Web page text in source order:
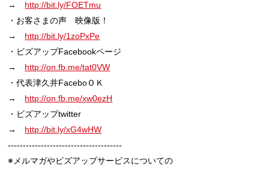
→ http://bit.ly/FOETmu
・お客さまの声　映像版！
→ http://bit.ly/1zoPxPe
・ビズアップFacebookページ
→ http://on.fb.me/tat0VW
・代表津久井FaceboＯＫ
→ http://on.fb.me/xw0ezH
・ビズアップtwitter
→ http://bit.ly/xG4wHW
--------------------------------------
※メルマガやビズアップサービスについての